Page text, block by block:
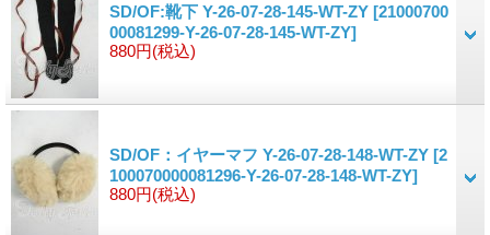
SD/OF:靴下 Y-26-07-28-145-WT-ZY [21000700
00081299-Y-26-07-28-145-WT-ZY]
880円(税込)
SD/OF：イヤーマフ Y-26-07-28-148-WT-ZY [2
100070000081296-Y-26-07-28-148-WT-ZY]
880円(税込)